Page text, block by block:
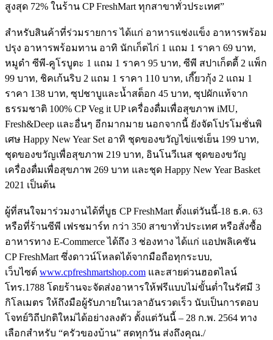
สูงสุด 72% ในร้าน CP FreshMart ทุกสาขาทั่วประเทศ”
สำหรับสินค้าที่ร่วมรายการ ได้แก่ อาหารแช่งแข็ง อาหารพร้อม
ปรุง อาหารพร้อมทาน อาทิ นักเก็ตไก่ 1 แถม 1 ราคา 69 บาท,
หมูดำ ซีพี-คูโรบูตะ 1 แถม 1 ราคา 95 บาท, ซีพี สปาเก็ตตี้ 2 แพ็ก
99 บาท, ชิคเก้นริบ 2 แถม 1 ราคา 110 บาท, เกี๊ยวกุ้ง 2 แถม 1
ราคา 138 บาท, ซุปชาบูและน้ำสต็อก 45 บาท, ซุปผักแท้จาก
ธรรมชาติ 100% CP Veg it UP เครื่องดื่มเพื่อสุขภาพ iMU,
Fresh&Deep และอื่นๆ อีกมากมาย นอกจากนี้ ยังจัดโปรโมชั่นพิ
เศษ Happy New Year Set อาทิ ชุดของขวัญไข่แช่เย็น 199 บาท,
ชุดของขวัญเพื่อสุขภาพ 219 บาท, อินโนวีเนส ชุดของขวัญ
เครื่องดื่มเพื่อสุขภาพ 269 บาท และชุด Happy New Year Basket
2021 เป็นต้น
ผู้ที่สนใจมาร่วมงานได้ที่บูธ CP FreshMart ตั้งแต่วันนี้-18 ธ.ค. 63
หรือที่ร้านซีพี เฟรชมาร์ท กว่า 350 สาขาทั่วประเทศ หรือสั่งซื้อ
อาหารทาง E-Commerce ได้ถึง 3 ช่องทาง ได้แก่ แอปพลิเคชัน
CP FreshMart ซึ่งดาวน์โหลดได้จากมือถือทุกระบบ,
เว็บไซต์ www.cpfreshmartshop.com และสายด่วนฮอตไลน์
โทร.1788 โดยร้านจะจัดส่งอาหารให้ฟรีแบบไม่ขั้นต่ำในรัศมี 3
กิโลเมตร ให้ถึงมือผู้รับภายในเวลาอันรวดเร็ว นับเป็นการตอบ
โจทย์วิถีปกติใหม่ได้อย่างลงตัว ตั้งแต่วันนี้ – 28 ก.พ. 2564 ทาง
เลือกสำหรับ “ครัวของบ้าน” สดทุกวัน ส่งถึงคุณ./